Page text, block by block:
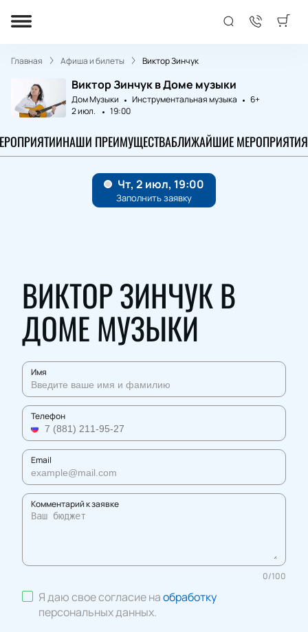
Главная Афиша и билеты Виктор Зинчук
Виктор Зинчук в Доме музыки
Дом Музыки Инструментальная музыка
6+
2 июл.
19:00
НАШИ ПРЕИМУЩЕСТВАБЛИЖАЙШИЕ МЕРОПРИЯТИЯ
ВИКТОР ЗИНЧУК В
ДОМЕ МУЗЫКИ
Имя
Телефон
Email
Комментарий к заявке
0/100
Я даю свое согласие наобработку
персональных данных.